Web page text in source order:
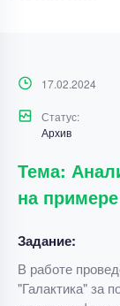
17.02.2024
Статус:
Архив
Тема:
на
Задание:
В работе
"Галактика" за